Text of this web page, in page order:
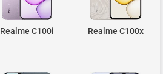
Realme C100i Realme C100x